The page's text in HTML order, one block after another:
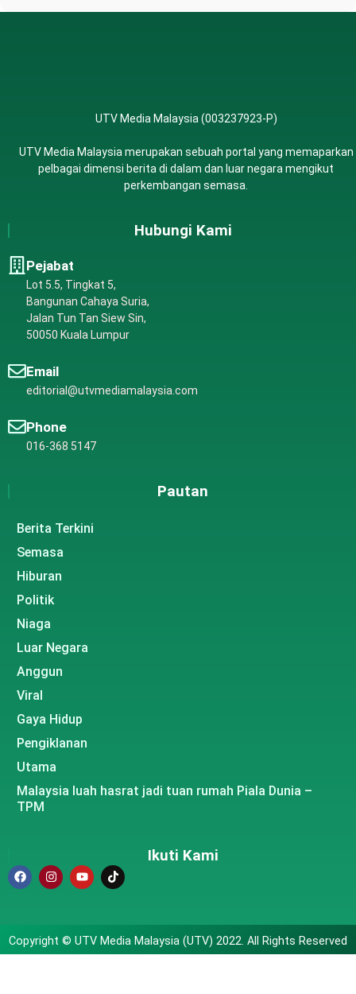
UTV Media Malaysia (003237923-P)
UTV Media Malaysia merupakan sebuah portal yang memaparkan
pelbagai dimensi berita di dalam dan luar negara mengikut
perkembangan semasa.
Hubungi Kami
Pejabat
Lot 5.5, Tingkat 5,
Bangunan Cahaya Suria,
Jalan Tun Tan Siew Sin,
50050 Kuala Lumpur
Email
editorial@utvmediamalaysia.com
Phone
016-368 5147
Pautan
Berita Terkini
Semasa
Hiburan
Politik
Niaga
Luar Negara
Anggun
Viral
Gaya Hidup
Pengiklanan
Utama
Malaysia luah hasrat jadi tuan rumah Piala Dunia –
TPM
Ikuti Kami
Copyright © UTV Media Malaysia (UTV) 2022. All Rights Reserved